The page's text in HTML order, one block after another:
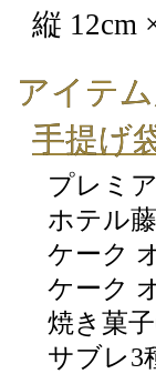
縦 12cm
アイテ
手提げ
プレミ
ホテル
ケーク
ケーク
焼き菓
サブレ3